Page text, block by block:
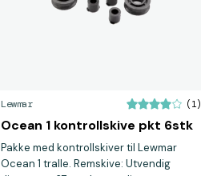
Lewmar (1)
Ocean 1 kontrollskive pkt 6stk
Pakke med kontrollskiver til Lewmar
Ocean 1 tralle. Remskive: Utvendig